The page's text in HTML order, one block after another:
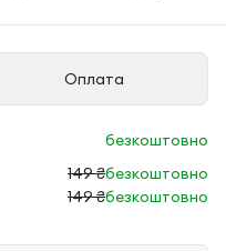
Оплата
безкоштовно
149 ₴безкоштовно
149 ₴безкоштовно